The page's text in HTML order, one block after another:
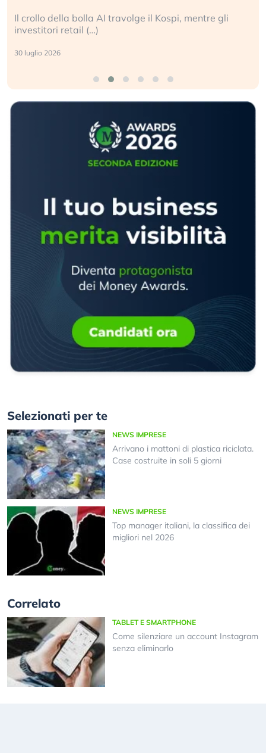
Il crollo della bolla AI travolge il Kospi, mentre gli
investitori retail (…)
30 luglio 2026
Selezionati per te
NEWS IMPRESE
Arrivano i mattoni di plastica riciclata.
Case costruite in soli 5 giorni
NEWS IMPRESE
Top manager italiani, la classifica dei
migliori nel 2026
Correlato
TABLET E SMARTPHONE
Come silenziare un account Instagram
senza eliminarlo